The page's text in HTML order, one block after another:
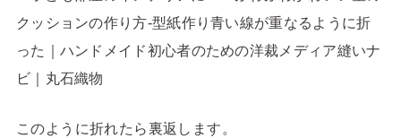
このように折れたら裏返します。